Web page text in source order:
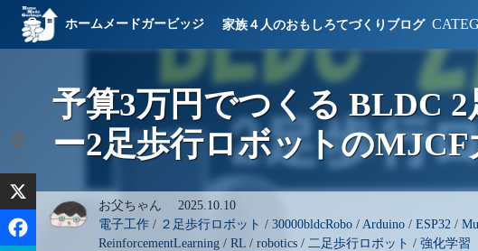
ホームメードガービッジ 家族４人のおもしろてづくりブログ
予算3万円でつくる BLDC
ー2足歩行ロボットのMJCF
お父ちゃん 2025.10.10
電子工作/ ２足歩行ロボット / 30000bldcRobo/ Arduino/ ESP32 /
ReinforcementLearning/ RL/ robotics/ 二足歩行ロボット / 強化学習
0
シェ
ア